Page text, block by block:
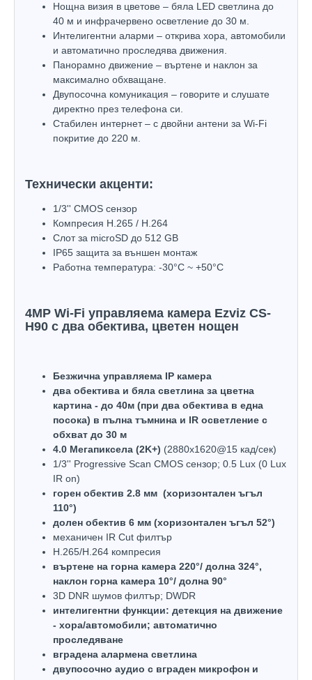
Нощна визия в цветове – бяла LED светлина до
40 м и инфрачервено осветление до 30 м.
Интелигентни аларми – открива хора, автомобили
и автоматично проследява движения.
Панорамно движение – въртене и наклон за
максимално обхващане.
Двупосочна комуникация – говорите и слушате
директно през телефона си.
Стабилен интернет – с двойни антени за Wi-Fi
покритие до 220 м.
Технически акценти:
1/3'' CMOS сензор
Компресия H.265 / H.264
Слот за microSD до 512 GB
IP65 защита за външен монтаж
Работна температура: -30°C ~ +50°C
4MP Wi-Fi управляема камера Ezviz CS-
H90 с два обектива, цветен нощен
Безжична управляема IP камера
два обектива и бяла светлина за цветна
картина - до 40м (при два обектива в една
посока) в пълна тъмнина и IR осветление с
обхват до 30 м
4.0 Мегапиксела (2K+) (2880x1620@15 кад/сек)
1/3'' Progressive Scan CMOS сензор; 0.5 Lux (0 Lux
IR on)
горен обектив 2.8 мм (хоризонтален ъгъл
110°)
долен обектив 6 мм (хоризонтален ъгъл 52°)
механичен IR Cut филтър
H.265/H.264 компресия
въртене на горна камера 220°/ долна 324°,
наклон горна камера 10°/ долна 90°
3D DNR шумов филтър; DWDR
интелигентни функции: детекция на движение
- хора/автомобили; автоматично
проследяване
вградена алармена светлина
двупосочно аудио с вграден микрофон и